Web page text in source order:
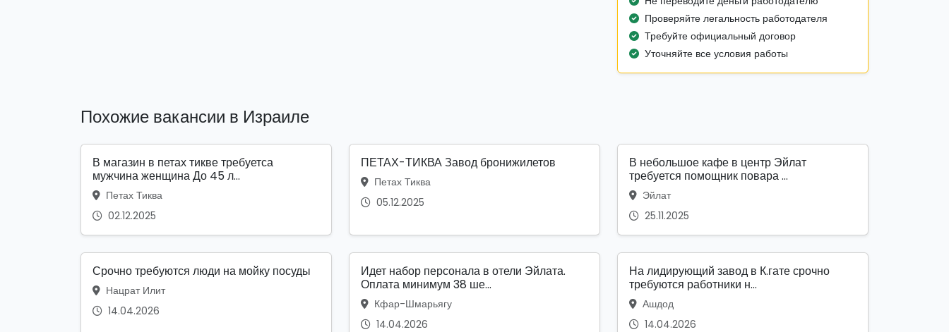
Проверяйте легальность работодателя
Требуйте официальный договор
Уточняйте все условия работы
Похожие вакансии в Израиле
В магазин в петах тикве требуетса
мужчина женщина До 45 л...
Петах Тиква
02.12.2025
ПЕТАХ-ТИКВА Завод бронижилетов
Петах Тиква
05.12.2025
В небольшое кафе в центр Эйлат
требуется помощник повара ...
Эйлат
25.11.2025
Срочно требуются люди на мойку посуды
Нацрат Илит
14.04.2026
Идет набор персонала в отели Эйлата.
Оплата минимум 38 ше...
Кфар-Шмарьягу
14.04.2026
На лидирующий завод в К.гате срочно
требуются работники н...
Ашдод
14.04.2026